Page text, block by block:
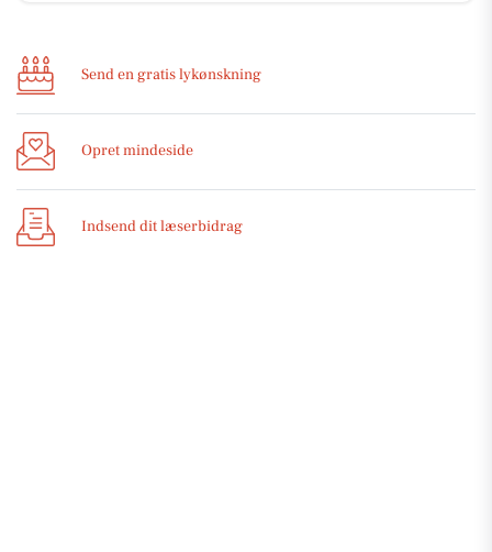
Send en gratis lykønskning
Opret mindeside
Indsend dit læserbidrag